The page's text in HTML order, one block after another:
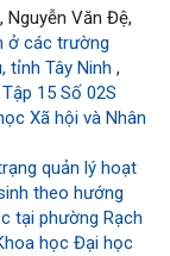
Nguyễn Văn Đệ,
ở các trường
tỉnh Tây Ninh ,
15 Số 02S
Xã hội và Nhân
quản lý hoạt
theo hướng
tại phường Rạch
học Đại học